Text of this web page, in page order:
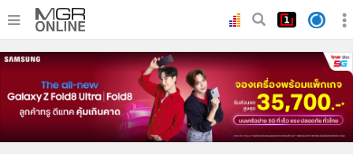
• หน้าหลัก
ทันเหตุการณ์
ภาคใต้
• ภูมิภาค